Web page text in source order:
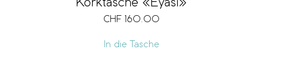
Korktasche «Eyasi»
CHF 160.00
In die Tasche